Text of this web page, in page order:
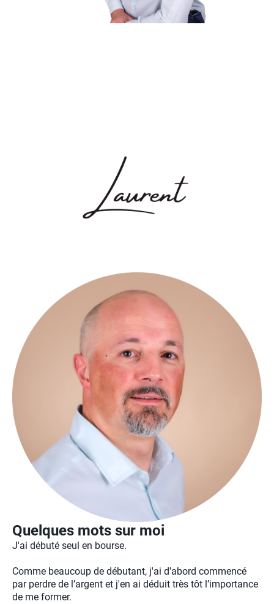
Quelques mots sur moi
J'ai débuté seul en bourse.
Comme beaucoup de débutant, j'ai d’abord commencé
par perdre de l’argent et j'en ai déduit très tôt l’importance
de me former.